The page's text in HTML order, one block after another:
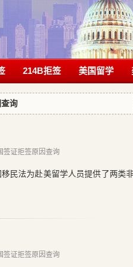
214B拒签 美国留学
询
签证拒签原因查询
民法为赴美留学人员提供了两类
签证拒签原因查询